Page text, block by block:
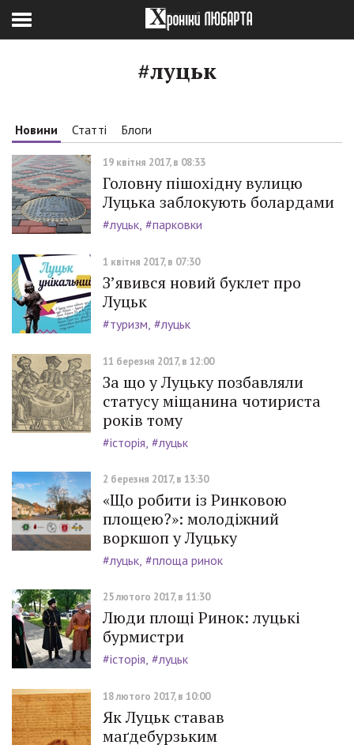
#луцьк
Новини Статті Блоги
19 квітня 2017, в 08:33
Головну пішохідну вулицю
Луцька заблокують болардами
#луцьк #парковки
1 квітня 2017, в 07:30
З’явився новий буклет про
Луцьк
#туризм #луцьк
11 березня 2017, в 12:00
За що у Луцьку позбавляли
статусу міщанина чотириста
років тому
#історія #луцьк
2 березня 2017, в 13:30
«Що робити із Ринковою
площею?»: молодіжний
воркшоп у Луцьку
#луцьк #площа ринок
25 лютого 2017, в 11:30
Люди площі Ринок: луцькі
бурмистри
#історія #луцьк
18 лютого 2017, в 10:00
Як Луцьк ставав
маґдебурзьким